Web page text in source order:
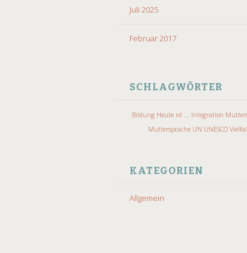
Juli 2025
Februar 2017
SCHLAGWÖRTER
Bildung Heute ist ... Integration
Muttersprache UN UNESCO
KATEGORIEN
Allgemein